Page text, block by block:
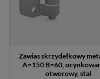
Zawias skrzydełkowy
A=150 B=60,
otworowy, stal